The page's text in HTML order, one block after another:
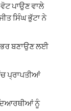
ਪਾਉਣ ਵਾਲੇ
ਸਿੰਘ ਭੁੱਟਾ ਨੇ
ਬਣਾਉਣ ਲਈ
ਪ੍ਰਾਪਤੀਆਂ
ਨੂੰ